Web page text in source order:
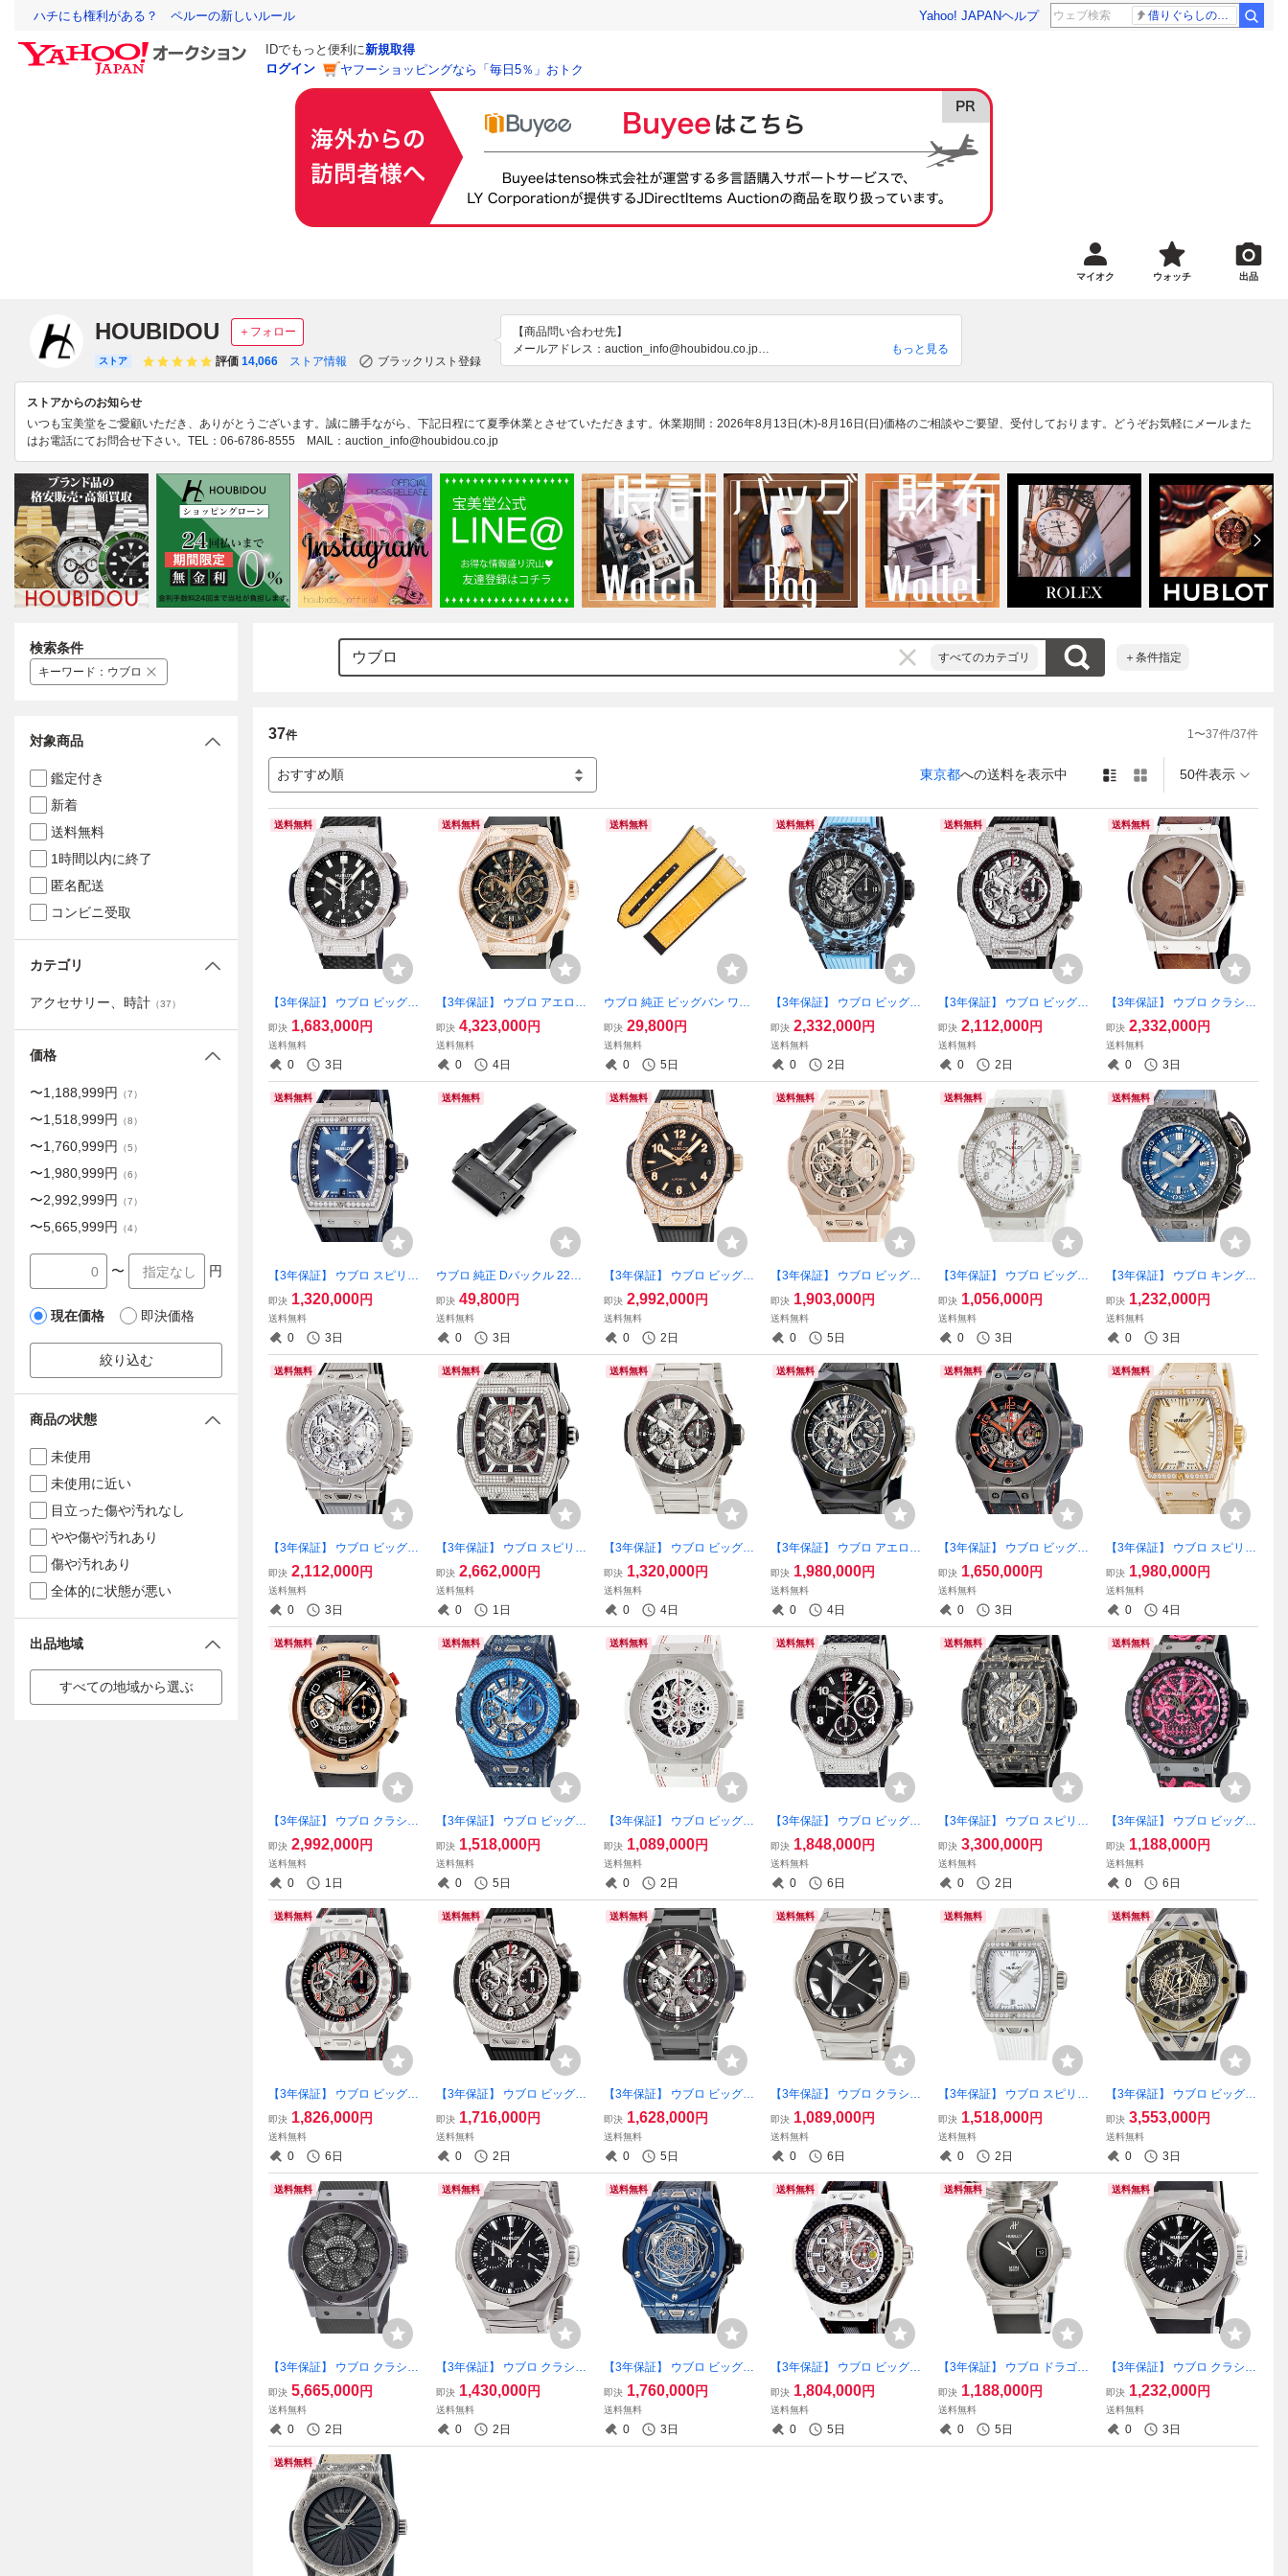
ハチにも権利がある？ ペルーの新しいルール Yahoo! JAPANヘルプ 借りぐらしのアリエッティ 耳をすませば
IDでもっと便利に新規取得
ログイン
ヤフーショッピングなら「毎日5％」おトク
マイオク ウォッチ 出品
HOUBIDOU ＋フォロー
ストア 評価 14,066 ストア情報 ブラックリスト登録
【商品問い合わせ先】
メールアドレス：auction_info@houbidou.co.jp
電話番号：06-6786-8555
お問い合わせ対応時間：11:00～17:00(土日祝休業)
【1号店】
住所：大阪府大阪市中央区心斎橋筋2-8-6
電話番号：06-6211-1715
【2号店】
住所：大阪府大阪市中央区心斎橋筋2-2-17
電話番号：06-6213-5200
住所：大阪府大阪市中央区心斎橋筋2-7-5
【HOUBIDOU×BLUEK】
住所：大阪市中央区南船場3-7-19
もっと見る
ストアからのお知らせ
いつも宝美堂をご愛顧いただき、ありがとうございます。誠に勝手ながら、下記日程にて夏季休業とさせていただきます。休業期間：2026年8月13日(木)-8月16日(日)価格のご相談やご要望、受付しております。どうぞお気軽にメールまた
はお電話にてお問合せ下さい。TEL：06-6786-8555 MAIL：auction_info@houbidou.co.jp
すべてのカテゴリ ＋条件指定
37件 1〜37件/37件
おすすめ順 東京都への送料を表示中 50件表示
送料無料
【3年保証】 ウブロ ビッグバ
ン エボリューション スチー
ル パヴェ 301.SX.1170.RX.1
704 メーカーOH済 純正ダイ
ヤ 自動巻き メンズ 腕時計
即決 1,683,000円
送料無料
0 3日
送料無料
【3年保証】 ウブロ アエロフ
ュージョン オーリンスキー
キングゴールド パヴェ 525.
OX.0180.RX.1804.ORL19 自
動巻き メンズ 腕時計
即決 4,323,000円
送料無料
0 4日
送料無料
ウブロ 純正 ビッグバン ワン
クリック 465用 クロコ×ラバ
ーバンド ベルト ストラップ
替え 24mm 黄 イエロー メン
ズ レディース 腕時計
即決 29,800円
送料無料
0 5日
送料無料
【3年保証】 ウブロ ビッグバ
ン ウニコ カーボン スカイブ
ルー 421.QL.1110.RX.JPN 新
品同様 水色 ブラック 限定 自
動巻き メンズ 腕時計
即決 2,332,000円
送料無料
0 2日
送料無料
【3年保証】 ウブロ ビッグバ
ン ウニコ チタニウム パヴェ
411.NX.1170.RX.1704 純正
ダイヤ スケルトン 自動巻き
メンズ 腕時計
即決 2,112,000円
送料無料
0 2日
送料無料
【3年保証】 ウブロ クラシッ
クフュージョン ベルルッテ
ィ スクリットプラチナ 511.T
X.050T.VR.BER16 Pt950無
垢 自動巻き メンズ 腕時計
即決 2,332,000円
送料無料
0 3日
送料無料
【3年保証】 ウブロ スピリッ
ト オブ ビッグバン チタニウ
ム ブルー 665.NX.7170.LR.1
204 純正ダイヤ 自動巻き メ
ンズ レディース 腕時計
即決 1,320,000円
送料無料
0 3日
送料無料
ウブロ 純正 Dバックル 22m
m幅対応 フォールディング
パーツ 替え 部品 ステンレス
PVD ブラック 黒 メンズ 腕時
計
即決 49,800円
送料無料
0 3日
送料無料
【3年保証】 ウブロ ビッグバ
ン ワンクリック キングゴー
ルド パヴェ 465.OX.1180.R
X.1604 純正ダイヤ ブラック
自動巻き メンズ 腕時計
即決 2,992,000円
送料無料
0 2日
送料無料
【3年保証】 ウブロ ビッグバ
ン ウニコ ミレニアルピンク
クロノグラフ 441.UP.7320.N
R.GIT20 スケルトン 限定 自
動巻き メンズ 腕時計
即決 1,903,000円
送料無料
0 5日
送料無料
【3年保証】 ウブロ ビッグバ
ン スチール ホワイト ダイヤ
モンド 342.SE.230.RW.114
純正ダイヤ デイト 自動巻き
メンズ 腕時計
即決 1,056,000円
送料無料
0 3日
送料無料
【3年保証】 ウブロ キングパ
ワー オーシャノグラフィッ
ク 4000 オールカーボンデニ
ム 731.QX.5190.GR デイト
自動巻き メンズ 腕時計
即決 1,232,000円
送料無料
0 3日
送料無料
【3年保証】 ウブロ ビッグバ
ン ウニコ エッセンシャルグ
レー 441.NX.4210.RX.HEC2
2 クロノグラフ デイト 限定
自動巻き メンズ 腕時計
即決 2,112,000円
送料無料
0 3日
送料無料
【3年保証】 ウブロ スピリッ
ト オブ ビッグバン チタニウ
ム パヴェ 601.NX.0173.LR.1
704 純正ダイヤ デイト 自動
巻き メンズ 腕時計
即決 2,662,000円
送料無料
0 1日
送料無料
【3年保証】 ウブロ ビッグバ
ン インテグレーテッド チタ
ニウム 451.NX.1170.NX デイ
ト インテグラル 自動巻き メ
ンズ 腕時計
即決 1,320,000円
送料無料
0 4日
送料無料
【3年保証】 ウブロ アエロフ
ュージョン クロノグラフ オ
ーリンスキー ブラックマジ
ック 525.CS.0170.RX.ORL1
9 自動巻き メンズ 腕時計
即決 1,980,000円
送料無料
0 4日
送料無料
【3年保証】 ウブロ ビッグバ
ン フェラーリ カーボン リミ
テッド 402.QU.0113.WR 黒
赤 跳ね馬 スケルトン 限定 自
動巻き メンズ 腕時計
即決 1,650,000円
送料無料
0 3日
送料無料
【3年保証】 ウブロ スピリッ
ト オブ ビッグバン ベージュ
セラミック 665.CZ.898B.LR.
1204 K18KG 純正ダイヤ 自
動巻き メンズ 腕時計
即決 1,980,000円
送料無料
0 4日
送料無料
【3年保証】 ウブロ クラシッ
クフュージョン フェラーリG
T キングゴールド 526.OX.01
24.VR OH済 K18KG無垢 限
定 自動巻き メンズ 腕時計
即決 2,992,000円
送料無料
0 1日
送料無料
【3年保証】 ウブロ ビッグバ
ン ウニコ イタリア インディ
ペンデント ブルー 411.YL.51
90.NR.ITI15 限定 自動巻き メ
ンズ 腕時計
即決 1,518,000円
送料無料
0 5日
送料無料
【3年保証】 ウブロ ビッグバ
ン アエロバン オールホワイ
ト 311.SE.2113.VR.JDR14
スモールセコンド 日本限定
自動巻き メンズ 腕時計
即決 1,089,000円
送料無料
0 2日
送料無料
【3年保証】 ウブロ ビッグバ
ン スチール 301.SX.130.RX.
174 純正ダイヤ パヴェ デイ
ト クロノグラフ 黒 自動巻き
メンズ 腕時計
即決 1,848,000円
送料無料
0 6日
送料無料
【3年保証】 ウブロ スピリッ
トオブビッグバン カーボン
ゴールド タイガー 642.QX.0
113.RX.TIG22 ブラック 限定
自動巻き メンズ 腕時計
即決 3,300,000円
送料無料
0 2日
送料無料
【3年保証】 ウブロ ビッグバ
ン ブロイダリー シュガース
カル フロー ホットピンク 34
3.CP.6590.NR.1233 限定 自
動巻き レディース 腕時計
即決 1,188,000円
送料無料
0 6日
送料無料
【3年保証】 ウブロ ビッグバ
ン ウニコ ワールドポーカー
ツアー スチール 411.SX.117
0.LR.WPT15 スケルトン 限
定 自動巻き メンズ 腕時計
即決 1,826,000円
送料無料
0 6日
送料無料
【3年保証】 ウブロ ビッグバ
ン ウニコ チタニウム 441.N
X.1170.RX.1104 純正ダイヤ
マットブラック スケルトン
自動巻き メンズ 腕時計
即決 1,716,000円
送料無料
0 2日
送料無料
【3年保証】 ウブロ ビッグバ
ン インテグレーテッド ブラ
ックマジック 451.CX.1170.C
X クロノグラフ デイト 自動
巻き メンズ 腕時計
即決 1,628,000円
送料無料
0 5日
送料無料
【3年保証】 ウブロ クラシッ
クフュージョン オーリンス
キー ブレスレット チタニウ
ム 550.NS.1800.NS.ORL22
自動巻き メンズ 腕時計
即決 1,089,000円
送料無料
0 6日
送料無料
【3年保証】 ウブロ スピリッ
ト オブ ビッグバン スチール
ホワイト ダイヤモンド 682.S
E.2010.RW.1204 白 自動巻き
レディース 腕時計
即決 1,518,000円
送料無料
0 2日
送料無料
【3年保証】 ウブロ ビッグバ
ン ウニコ サンブルー II マジ
ックゴールド 418.MX.1103.
RX.MXM22 K18×チタン 限定
自動巻き メンズ 腕時計
即決 3,553,000円
送料無料
0 3日
送料無料
【3年保証】 ウブロ クラシッ
クフュージョン タカシ ムラ
カミ オールブラック 507.CX.
9000.RX.TAK21 ダイヤ 限定
自動巻き メンズ 腕時計
即決 5,665,000円
送料無料
0 2日
送料無料
【3年保証】 ウブロ クラシッ
クフュージョン オーリンス
キー フルチタニウム 549.NI.
1270.NI.ORL23 新品同様 限
定 自動巻き メンズ 腕時計
即決 1,430,000円
送料無料
0 2日
送料無料
【3年保証】 ウブロ ビッグバ
ン ウニコ サンブルー セラミ
ックブルー 415.EX.7179.VR.
MXM19 青 限定 自動巻き メ
ンズ 腕時計
即決 1,760,000円
送料無料
0 3日
送料無料
【3年保証】 ウブロ ビッグバ
ン フェラーリ ホワイトセラ
ミック カーボン 401.HQ.012
1.VR コラボ スケルトン 限定
自動巻き メンズ 腕時計
即決 1,804,000円
送料無料
0 5日
送料無料
【3年保証】 ウブロ ドラゴン
リミテッドエディション 158
9.100.1 MDM ブラック デイ
ト 蓋付き 日本限定モデル 自
動巻き メンズ 腕時計
即決 1,188,000円
送料無料
0 5日
送料無料
【3年保証】 ウブロ クラシッ
クフュージョン クロノグラ
フ オーリンスキー チタニウ
ム 549.NI.1270.RX.ORL23
限定 自動巻き メンズ 腕時計
即決 1,232,000円
送料無料
0 3日
送料無料
検索条件
キーワード ： ウブロ
対象商品
鑑定付き
新着
送料無料
1時間以内に終了
匿名配送
コンビニ受取
カテゴリ
アクセサリー、時計 （37）
価格
〜1,188,999円 （7）
〜1,518,999円 （8）
〜1,760,999円 （5）
〜1,980,999円 （6）
〜2,992,999円 （7）
〜5,665,999円 （4）
〜 円
現在価格 即決価格
絞り込む
商品の状態
未使用
未使用に近い
目立った傷や汚れなし
やや傷や汚れあり
傷や汚れあり
全体的に状態が悪い
出品地域
すべての地域から選ぶ